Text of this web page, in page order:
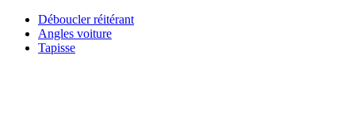
Déboucler réitérant
Angles voiture
Tapisse